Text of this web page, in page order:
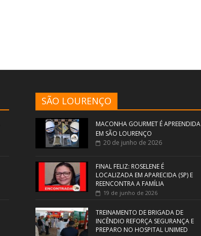
SÃO LOURENÇO
MACONHA GOURMET É APREENDIDA
EM SÃO LOURENÇO
20 de junho de 2026
FINAL FELIZ: ROSELENE É
LOCALIZADA EM APARECIDA (SP) E
REENCONTRA A FAMÍLIA
19 de junho de 2026
TREINAMENTO DE BRIGADA DE
INCÊNDIO REFORÇA SEGURANÇA E
PREPARO NO HOSPITAL UNIMED